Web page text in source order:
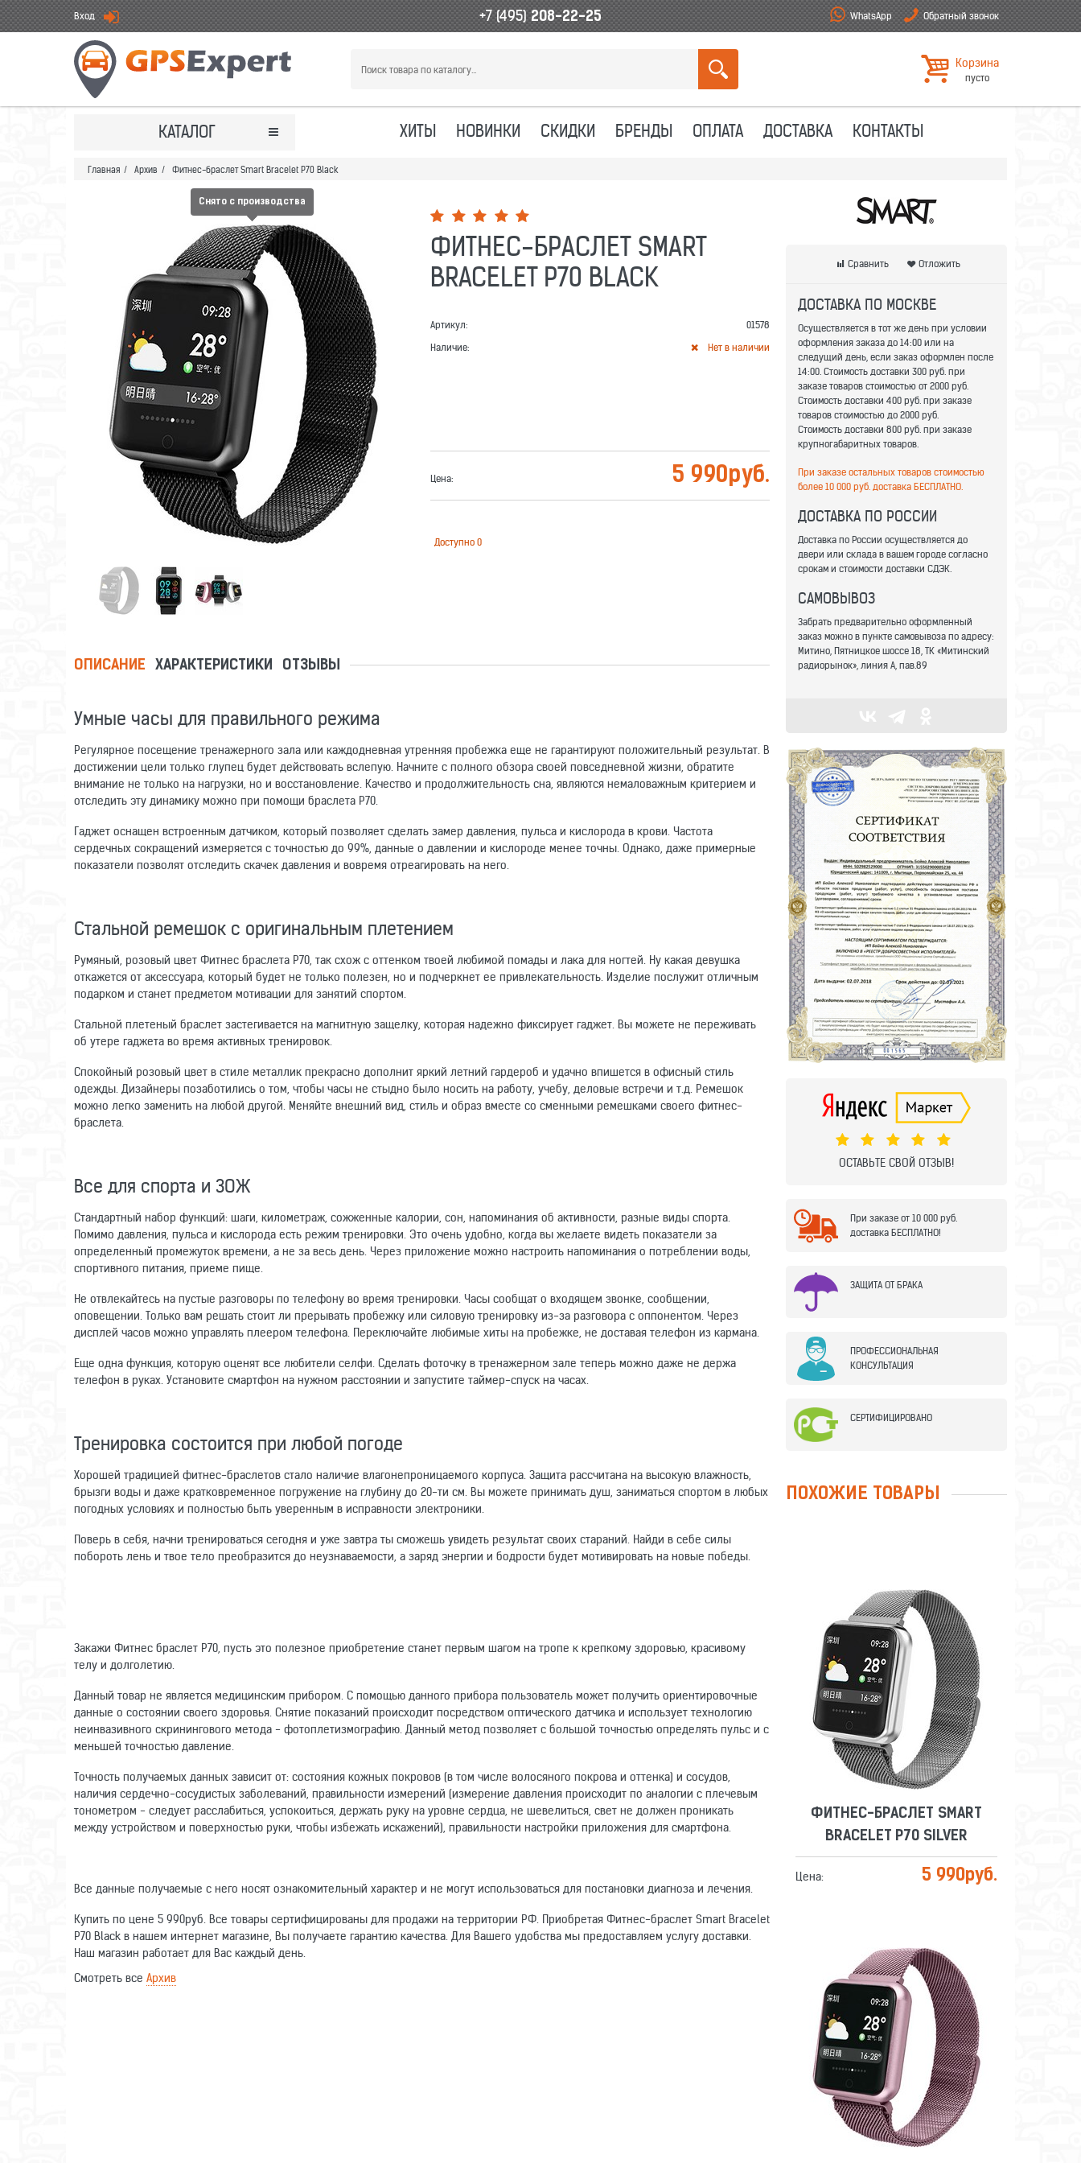
Вход +7 (495)208-22-25 WhatsApp Обратный звонок
Корзина
пусто
КАТАЛОГ ХИТЫ НОВИНКИ СКИДКИ БРЕНДЫ ОПЛАТА ДОСТАВКА КОНТАКТЫ
Главная / Архив / Фитнес-браслет Smart Bracelet P70 Black
Снято с производства
ФИТНЕС-БРАСЛЕТ SMART
BRACELET P70 BLACK
Артикул:
01578
Наличие:
Нет в наличии
Цена: 5 990руб.
Доступно 0
ОПИСАНИЕ ХАРАКТЕРИСТИКИ ОТЗЫВЫ
Умные часы для правильного режима
Регулярное посещение тренажерного зала или каждодневная утренняя пробежка еще не гарантируют положительный результат. В
достижении цели только глупец будет действовать вслепую. Начните с полного обзора своей повседневной жизни, обратите
внимание не только на нагрузки, но и восстановление. Качество и продолжительность сна, являются немаловажным критерием и
отследить эту динамику можно при помощи браслета P70.
Гаджет оснащен встроенным датчиком, который позволяет сделать замер давления, пульса и кислорода в крови. Частота
сердечных сокращений измеряется с точностью до 99%, данные о давлении и кислороде менее точны. Однако, даже примерные
показатели позволят отследить скачек давления и вовремя отреагировать на него.
Стальной ремешок с оригинальным плетением
Румяный, розовый цвет Фитнес браслета P70, так схож с оттенком твоей любимой помады и лака для ногтей. Ну какая девушка
откажется от аксессуара, который будет не только полезен, но и подчеркнет ее привлекательность. Изделие послужит отличным
подарком и станет предметом мотивации для занятий спортом.
Стальной плетеный браслет застегивается на магнитную защелку, которая надежно фиксирует гаджет. Вы можете не переживать
об утере гаджета во время активных тренировок.
Спокойный розовый цвет в стиле металлик прекрасно дополнит яркий летний гардероб и удачно впишется в офисный стиль
одежды. Дизайнеры позаботились о том, чтобы часы не стыдно было носить на работу, учебу, деловые встречи и т.д. Ремешок
можно легко заменить на любой другой. Меняйте внешний вид, стиль и образ вместе со сменными ремешками своего фитнес-
браслета.
Все для спорта и ЗОЖ
Стандартный набор функций: шаги, километраж, сожженные калории, сон, напоминания об активности, разные виды спорта.
Помимо давления, пульса и кислорода есть режим тренировки. Это очень удобно, когда вы желаете видеть показатели за
определенный промежуток времени, а не за весь день. Через приложение можно настроить напоминания о потреблении воды,
спортивного питания, приеме пище.
Не отвлекайтесь на пустые разговоры по телефону во время тренировки. Часы сообщат о входящем звонке, сообщении,
оповещении. Только вам решать стоит ли прерывать пробежку или силовую тренировку из-за разговора с оппонентом. Через
дисплей часов можно управлять плеером телефона. Переключайте любимые хиты на пробежке, не доставая телефон из кармана.
Еще одна функция, которую оценят все любители селфи. Сделать фоточку в тренажерном зале теперь можно даже не держа
телефон в руках. Установите смартфон на нужном расстоянии и запустите таймер-спуск на часах.
Тренировка состоится при любой погоде
Хорошей традицией фитнес-браслетов стало наличие влагонепроницаемого корпуса. Защита рассчитана на высокую влажность,
брызги воды и даже кратковременное погружение на глубину до 20-ти см. Вы можете принимать душ, заниматься спортом в любых
погодных условиях и полностью быть уверенным в исправности электроники.
Поверь в себя, начни тренироваться сегодня и уже завтра ты сможешь увидеть результат своих стараний. Найди в себе силы
побороть лень и твое тело преобразится до неузнаваемости, а заряд энергии и бодрости будет мотивировать на новые победы.
Закажи Фитнес браслет P70, пусть это полезное приобретение станет первым шагом на тропе к крепкому здоровью, красивому
телу и долголетию.
Данный товар не является медицинским прибором. С помощью данного прибора пользователь может получить ориентировочные
данные о состоянии своего здоровья. Снятие показаний происходит посредством оптического датчика и использует технологию
неинвазивного скринингового метода - фотоплетизмографию. Данный метод позволяет с большой точностью определять пульс и с
меньшей точностью давление.
Точность получаемых данных зависит от: состояния кожных покровов (в том числе волосяного покрова и оттенка) и сосудов,
наличия сердечно-сосудистых заболеваний, правильности измерений (измерение давления происходит по аналогии с плечевым
тонометром - следует расслабиться, успокоиться, держать руку на уровне сердца, не шевелиться, свет не должен проникать
между устройством и поверхностью руки, чтобы избежать искажений), правильности настройки приложения для смартфона.
Все данные получаемые с него носят ознакомительный характер и не могут использоваться для постановки диагноза и лечения.
Купить по цене 5 990руб. Все товары сертифицированы для продажи на территории РФ. Приобретая Фитнес-браслет Smart Bracelet
P70 Black в нашем интернет магазине, Вы получаете гарантию качества. Для Вашего удобства мы предоставляем услугу доставки.
Наш магазин работает для Вас каждый день.
Смотреть все Архив
Сравнить Отложить
ДОСТАВКА ПО МОСКВЕ
Осуществляется в тот же день при условии
оформления заказа до 14:00 или на
следущий день, если заказ оформлен после
14:00. Стоимость доставки 300 руб. при
заказе товаров стоимостью от 2000 руб.
Стоимость доставки 400 руб. при заказе
товаров стоимостью до 2000 руб.
Стоимость доставки 800 руб. при заказе
крупногабаритных товаров.
При заказе остальных товаров стоимостью
более 10 000 руб. доставка БЕСПЛАТНО.
ДОСТАВКА ПО РОССИИ
Доставка по России осуществляется до
двери или склада в вашем городе согласно
срокам и стоимости доставки СДЭК.
САМОВЫВОЗ
Забрать предварительно оформленный
заказ можно в пункте самовывоза по адресу:
Митино, Пятницкое шоссе 18, ТК «Митинский
радиорынок», линия А, пав.89
ОСТАВЬТЕ СВОЙ ОТЗЫВ!
При заказе от 10 000 руб.
доставка БЕСПЛАТНО!
ЗАЩИТА ОТ БРАКА
ПРОФЕССИОНАЛЬНАЯ
КОНСУЛЬТАЦИЯ
СЕРТИФИЦИРОВАНО
ПОХОЖИЕ ТОВАРЫ
ФИТНЕС-БРАСЛЕТ SMART
BRACELET P70 SILVER
Сравнить Отложить
ФИТНЕС-БРАСЛЕТ SMART
BRACELET P70 SILVER
Цена: 5 990руб.
ФИТНЕС-БРАСЛЕТ SMART
BRACELET P70 PINK
Сравнить Отложить